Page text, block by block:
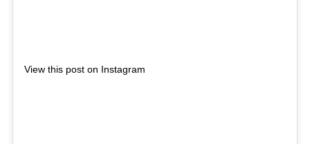
View this post on Instagram